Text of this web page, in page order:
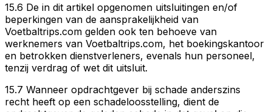
15.6 De in dit artikel opgenomen uitsluitingen en/of
beperkingen van de aansprakelijkheid van
Voetbaltrips.com gelden ook ten behoeve van
werknemers van Voetbaltrips.com, het boekingskantoor
en betrokken dienstverleners, evenals hun personeel,
tenzij verdrag of wet dit uitsluit.
15.7 Wanneer opdrachtgever bij schade anderszins
recht heeft op een schadeloosstelling, dient de